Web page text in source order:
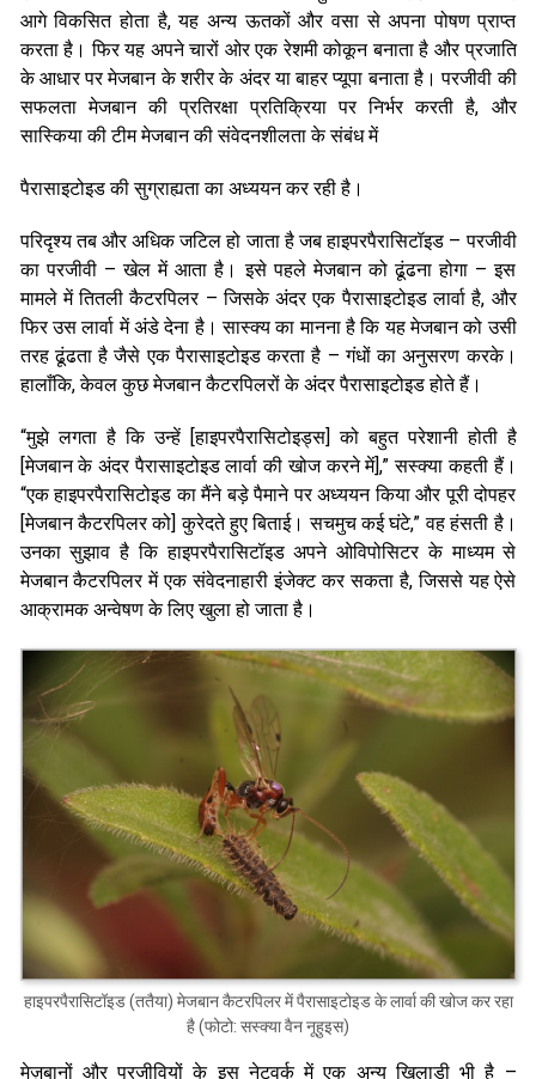
आगे विकसित होता है, यह अन्य ऊतकों और वसा से अपना पोषण प्राप्त
करता है। फिर यह अपने चारों ओर एक रेशमी कोकून बनाता है और प्रजाति
के आधार पर मेजबान के शरीर के अंदर या बाहर प्यूपा बनाता है। परजीवी की
सफलता मेजबान की प्रतिरक्षा प्रतिक्रिया पर निर्भर करती है, और
सास्किया की टीम मेजबान की संवेदनशीलता के संबंध में
पैरासाइटोइड की सुग्राह्यता का अध्ययन कर रही है।
परिदृश्य तब और अधिक जटिल हो जाता है जब हाइपरपैरासिटॉइड – परजीवी
का परजीवी – खेल में आता है। इसे पहले मेजबान को ढूंढना होगा – इस
मामले में तितली कैटरपिलर – जिसके अंदर एक पैरासाइटोइड लार्वा है, और
फिर उस लार्वा में अंडे देना है। सास्क्य का मानना ​​है कि यह मेजबान को उसी
तरह ढूंढता है जैसे एक पैरासाइटोइड करता है – गंधों का अनुसरण करके।
हालाँकि, केवल कुछ मेजबान कैटरपिलरों के अंदर पैरासाइटोइड होते हैं।
“मुझे लगता है कि उन्हें [हाइपरपैरासिटोइड्स] को बहुत परेशानी होती है
[मेजबान के अंदर पैरासाइटोइड लार्वा की खोज करने में],” सस्क्या कहती हैं।
“एक हाइपरपैरासिटोइड का मैंने बड़े पैमाने पर अध्ययन किया और पूरी दोपहर
[मेजबान कैटरपिलर को] कुरेदते हुए बिताई। सचमुच कई घंटे,” वह हंसती है।
उनका सुझाव है कि हाइपरपैरासिटॉइड अपने ओविपोसिटर के माध्यम से
मेजबान कैटरपिलर में एक संवेदनाहारी इंजेक्ट कर सकता है, जिससे यह ऐसे
आक्रामक अन्वेषण के लिए खुला हो जाता है।
हाइपरपैरासिटॉइड (ततैया) मेजबान कैटरपिलर में पैरासाइटोइड के लार्वा की खोज कर रहा
है (फोटो: सस्क्या वैन नूहुइस)
मेज़बानों और परजीवियों के इस नेटवर्क में एक अन्य खिलाड़ी भी है –